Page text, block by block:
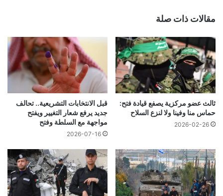
مقالات ذات صلة
ثالث عضو مركزية يصفع قيادة فتح:
حماس منا وفينا ولا لنزع السلاح
2026-02-26
قبل الانتخابات التشريعية.. تحالف
جديد يرفع شعار التغيير ويفتح
مواجهة مع السلطة وفتح
2026-07-16